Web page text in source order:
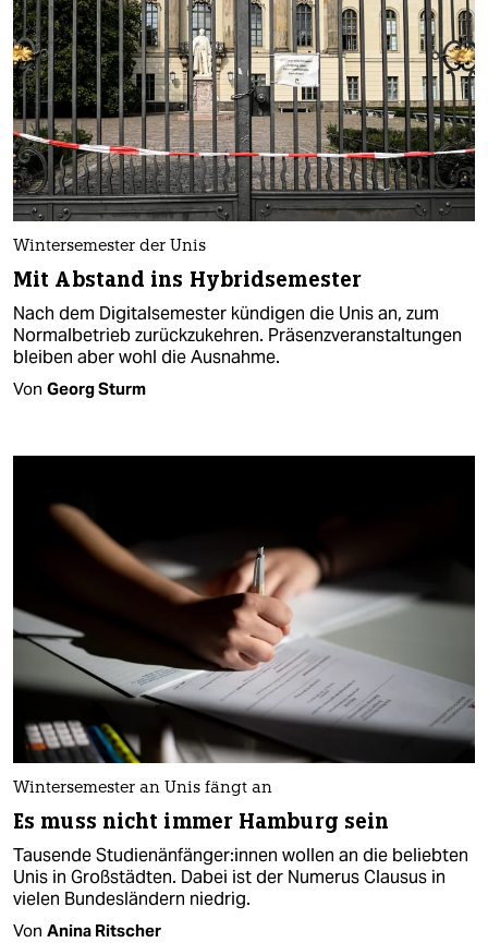
Wintersemester der Unis
Mit Abstand ins Hybridsemester
Nach dem Digitalsemester kündigen die Unis an, zum
Normalbetrieb zurückzukehren. Präsenzveranstaltungen
bleiben aber wohl die Ausnahme.
Von Georg Sturm
Wintersemester an Unis fängt an
Es muss nicht immer Hamburg sein
Tausende Studienänfänger:innen wollen an die beliebten
Unis in Großstädten. Dabei ist der Numerus Clausus in
vielen Bundesländern niedrig.
Von Anina Ritscher